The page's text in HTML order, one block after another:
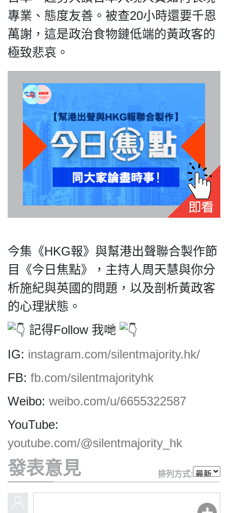
聯絡我們
Silent
For
HK.
rights
reserved.
專業、態度友善。被查20小時還要千恩
萬謝，這是政治食物鏈低端的黃政客的
極致悲哀。
今集《HKG報》與幫港出聲聯合製作節
目《今日焦點》，主持人周天慧與你分
析施紀與英國的問題，以及剖析黃政客
的心理狀態。
記得Follow 我哋
IG: instagram.com/silentmajority.hk/
FB: fb.com/silentmajorityhk
Weibo: weibo.com/u/6655322587
YouTube:
youtube.com/@silentmajority_hk
發表意見 排列方式: